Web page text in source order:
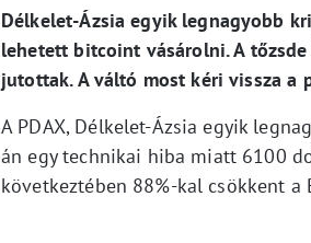
Délkelet-Ázsia egyik legnagyobb
lehetett bitcoint vásárolni. A
jutottak. A váltó most kéri vissza a
A PDAX, Délkelet-Ázsia egyik
án egy technikai hiba miatt 6100
következtében 88%-kal csökkent a